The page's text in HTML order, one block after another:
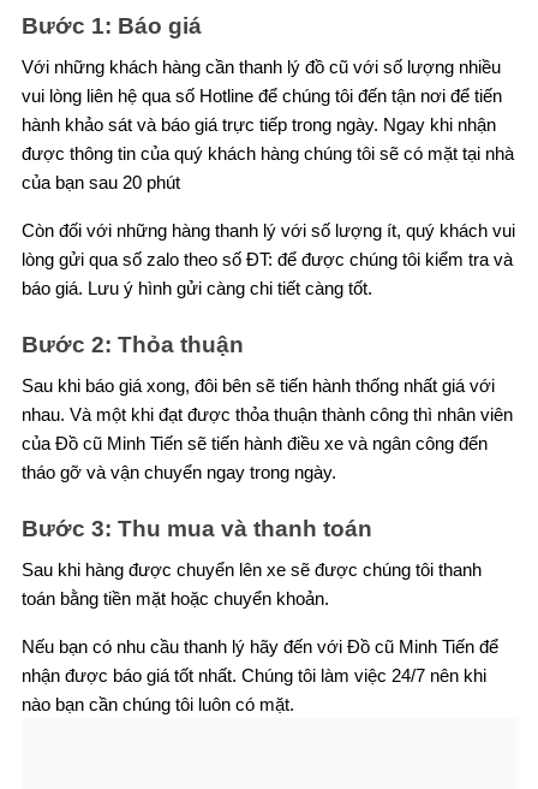
Bước 1: Báo giá
Với những khách hàng cần thanh lý đồ cũ với số lượng nhiều
vui lòng liên hệ qua số Hotline để chúng tôi đến tận nơi để tiến
hành khảo sát và báo giá trực tiếp trong ngày. Ngay khi nhận
được thông tin của quý khách hàng chúng tôi sẽ có mặt tại nhà
của bạn sau 20 phút
Còn đối với những hàng thanh lý với số lượng ít, quý khách vui
lòng gửi qua số zalo theo số ĐT: để được chúng tôi kiểm tra và
báo giá. Lưu ý hình gửi càng chi tiết càng tốt.
Bước 2: Thỏa thuận
Sau khi báo giá xong, đôi bên sẽ tiến hành thống nhất giá với
nhau. Và một khi đạt được thỏa thuận thành công thì nhân viên
của Đồ cũ Minh Tiến sẽ tiến hành điều xe và ngân công đến
tháo gỡ và vận chuyển ngay trong ngày.
Bước 3: Thu mua và thanh toán
Sau khi hàng được chuyển lên xe sẽ được chúng tôi thanh
toán bằng tiền mặt hoặc chuyển khoản.
Nếu bạn có nhu cầu thanh lý hãy đến với Đồ cũ Minh Tiến để
nhận được báo giá tốt nhất. Chúng tôi làm việc 24/7 nên khi
nào bạn cần chúng tôi luôn có mặt.